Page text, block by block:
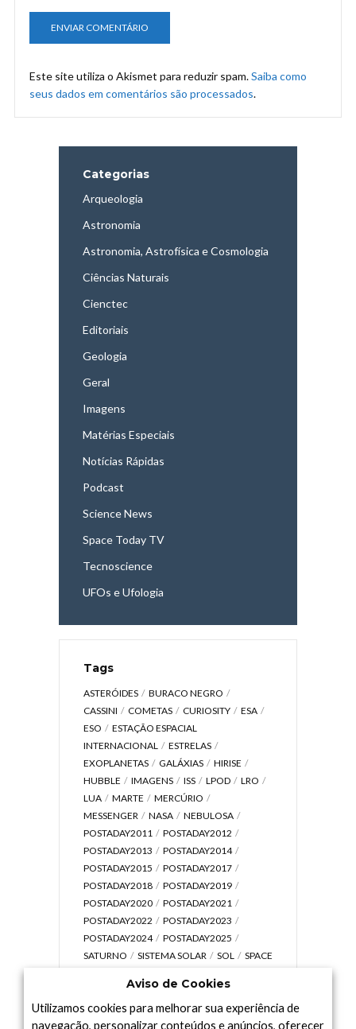
Este site utiliza o Akismet para reduzir spam.Saiba como
seus dados em comentários são processados.
Categorias
Arqueologia
Astronomia
Astronomia, Astrofísica e Cosmologia
Ciências Naturais
Cienctec
Editoriais
Geologia
Geral
Imagens
Matérias Especiais
Notícias Rápidas
Podcast
Science News
Space Today TV
Tecnoscience
UFOs e Ufologia
Tags
ASTERÓIDES
BURACO NEGRO
CASSINI
COMETAS CURIOSITY
ESA
ESO
ESTAÇÃO ESPACIAL
INTERNACIONAL
ESTRELAS
EXOPLANETAS
GALÁXIAS
HIRISE
HUBBLE
IMAGENS ISS LPOD
LRO
LUA
MARTE
MERCÚRIO
MESSENGER
NASA
NEBULOSA
POSTADAY2011
POSTADAY2012
POSTADAY2013
POSTADAY2014
POSTADAY2015
POSTADAY2017
POSTADAY2018
POSTADAY2019
POSTADAY2020
POSTADAY2021
POSTADAY2022
POSTADAY2023
POSTADAY2024
POSTADAY2025
SATURNO
SISTEMA SOLAR SOL
SPACE
UNIVERSO
VÍDEO
Aviso de Cookies
Utilizamos cookies para melhorar sua experiência de
navegação, personalizar conteúdos e anúncios, oferecer